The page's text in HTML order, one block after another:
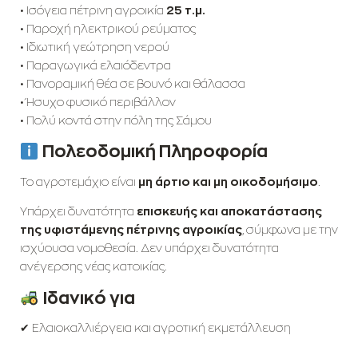
• Ισόγεια πέτρινη αγροικία 25 τ.μ.
• Παροχή ηλεκτρικού ρεύματος
• Ιδιωτική γεώτρηση νερού
• Παραγωγικά ελαιόδεντρα
• Πανοραμική θέα σε βουνό και θάλασσα
• Ήσυχο φυσικό περιβάλλον
• Πολύ κοντά στην πόλη της Σάμου
Πολεοδομική Πληροφορία
Το αγροτεμάχιο είναι μη άρτιο και μη οικοδομήσιμο
Υπάρχει δυνατότητα επισκευής και αποκατάστασης
της υφιστάμενης πέτρινης αγροικίας, σύμφωνα με την
ισχύουσα νομοθεσία. Δεν υπάρχει δυνατότητα
ανέγερσης νέας κατοικίας.
Ιδανικό για
✔ Ελαιοκαλλιέργεια και αγροτική εκμετάλλευση